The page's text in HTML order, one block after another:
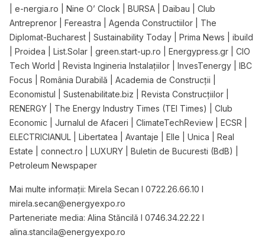
| e-nergia.ro | Nine O’ Clock | BURSA | Daibau | Club
Antreprenor | Fereastra | Agenda Constructiilor | The
Diplomat-Bucharest | Sustainability Today | Prima News | ibuild
| Proidea | List.Solar | green.start-up.ro | Energypress.gr | CIO
Tech World | Revista Ingineria Instalațiilor | InvesTenergy | IBC
Focus | România Durabilă | Academia de Construcții |
Economistul | Sustenabilitate.biz | Revista Construcțiilor |
RENERGY | The Energy Industry Times (TEI Times) | Club
Economic | Jurnalul de Afaceri | ClimateTechReview | ECSR |
ELECTRICIANUL | Libertatea | Avantaje | Elle | Unica | Real
Estate | connect.ro | LUXURY | Buletin de Bucuresti (BdB) |
Petroleum Newspaper
Mai multe informații: Mirela Secan I 0722.26.66.10 I
mirela.secan@energyexpo.ro
Parteneriate media: Alina Stăncilă I 0746.34.22.22 I
alina.stancila@energyexpo.ro